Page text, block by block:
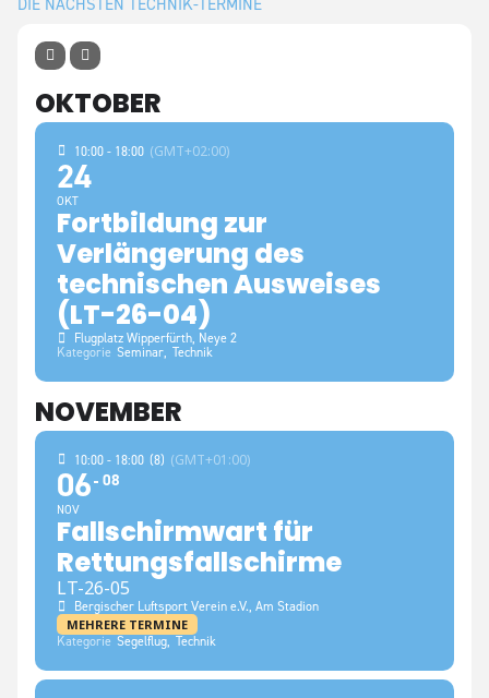
DIE NÄCHSTEN TECHNIK-TERMINE
OKTOBER
10:00 - 18:00 (GMT+02:00)
24
OKT
Fortbildung zur
Verlängerung des
technischen Ausweises
(LT-26-04)
Flugplatz Wipperfürth, Neye 2
Kategorie Seminar, Technik
NOVEMBER
10:00 - 18:00 (8) (GMT+01:00)
06
NOV
08
Fallschirmwart für
Rettungsfallschirme
LT-26-05
Bergischer Luftsport Verein e.V., Am Stadion
MEHRERE TERMINE
Kategorie Segelflug, Technik